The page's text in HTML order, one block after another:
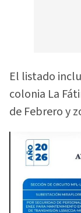
El listado
colonia La
de Febrero y